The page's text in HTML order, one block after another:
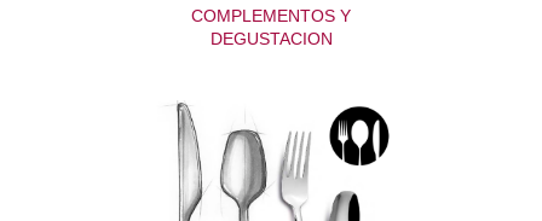
COMPLEMENTOS Y
DEGUSTACION